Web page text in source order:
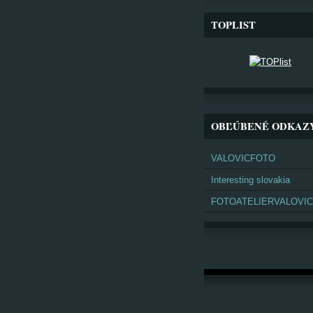
TOPLIST
OBĽÚBENÉ
VALOVICFOTO
Interesting slovakia
FOTOATELIERVALOVIC